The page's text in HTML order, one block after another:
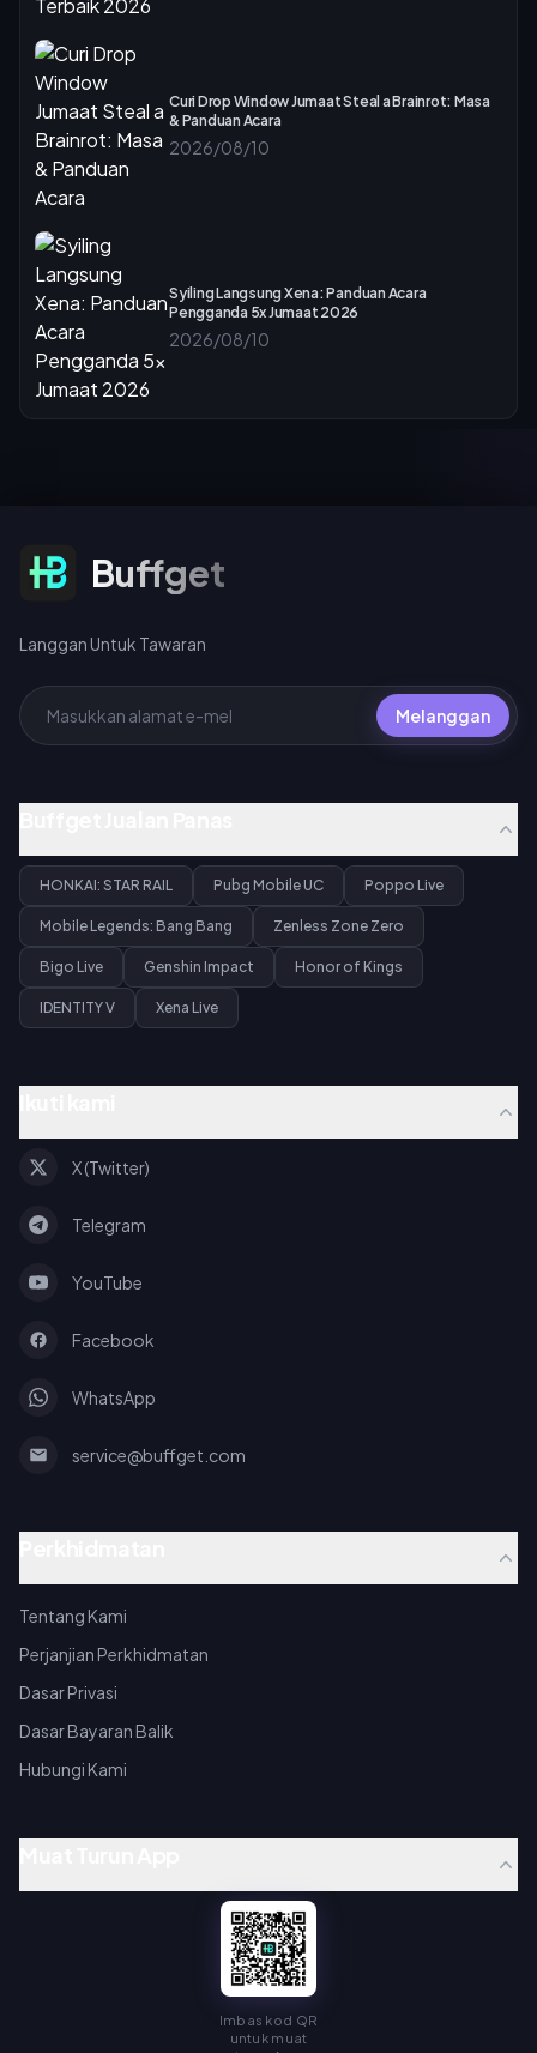
Curi Drop Window Jumaat Steal a Brainrot: Masa
& Panduan Acara
2026/08/10
Syiling Langsung Xena: Panduan Acara
Pengganda 5x Jumaat 2026
2026/08/10
Langgan Untuk Tawaran
Buffget
Langgan Untuk Tawaran
Melanggan
HONKAI: STAR RAIL Pubg Mobile UC Poppo Live
Mobile Legends: Bang Bang Zenless Zone Zero
Bigo Live Genshin Impact Honor of Kings
IDENTITY V Xena Live
X (Twitter)
Telegram
YouTube
Facebook
WhatsApp
service@buffget.com
Tentang Kami
Perjanjian Perkhidmatan
Dasar Privasi
Dasar Bayaran Balik
Hubungi Kami
Imbas kod QR
untuk muat